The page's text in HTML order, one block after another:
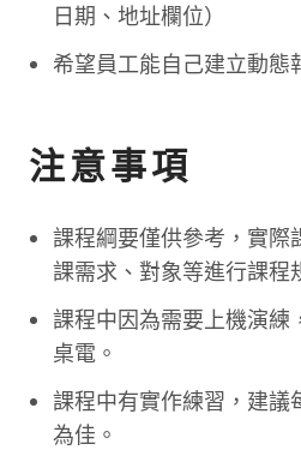
日期、地址欄位）
希望員工能自己建立動態
注意事項
課程綱要僅供參考，實際
課需求、對象等進行課程
課程中因為需要上機演練
桌電。
課程中有實作練習，建議
為佳。